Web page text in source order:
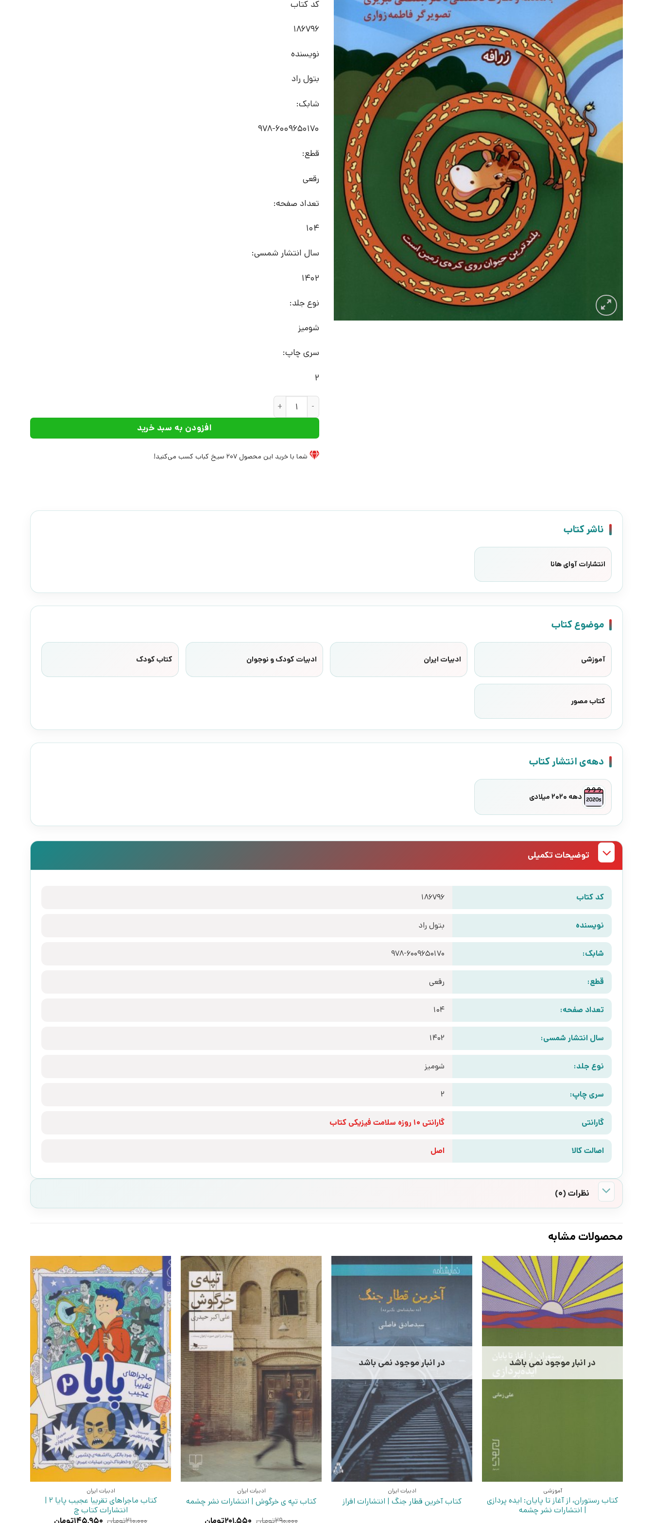
کد کتاب
186796
نویسنده
بتول راد
شابک:
978-6009650170
قطع:
رقعی
تعداد صفحه:
104
سال انتشار شمسی:
1402
نوع جلد:
شومیز
سری چاپ:
2
کتاب مازها و شکل‌های خواندنی (1) | انتشارات آوای هانا عدد
افزودن به سبد خرید
شما با خرید این محصول 207 سیخ کباب کسب می‌کنید!
ناشر کتاب
انتشارات آوای هانا
موضوع کتاب
آموزشی ادبیات ایران ادبیات کودک و نوجوان کتاب کودک
کتاب مصور
دهه‌ی انتشار کتاب
دهه 2020 میلادی
توضیحات تکمیلی
کد کتاب 186796
نویسنده بتول راد
شابک: 978-6009650170
قطع: رقعی
تعداد صفحه: 104
سال انتشار شمسی: 1402
نوع جلد: شومیز
سری چاپ: 2
گارانتی گارانتی 10 روزه سلامت فیزیکی کتاب
اصالت کالا اصل
نظرات (0)
محصولات مشابه
در انبار موجود نمی باشد
آموزشی
کتاب رستوران، از آغاز تا پایان: ایده پردازی
| انتشارات نشر چشمه
در انبار موجود نمی باشد
ادبیات ایران
کتاب آخرین قطار جنگ | انتشارات افراز
ادبیات ایران
کتاب تپه ی خرگوش | انتشارات نشر چشمه
۲۹۰,۰۰۰تومان قیمت
۲۰۱,۵۵۰تومانقیمت
ادبیات ایران
کتاب ماجراهای تقریبا عجیب پایا 2 |
انتشارات کتاب چ
۲۱۰,۰۰۰تومان قیمت
۱۴۵,۹۵۰تومان